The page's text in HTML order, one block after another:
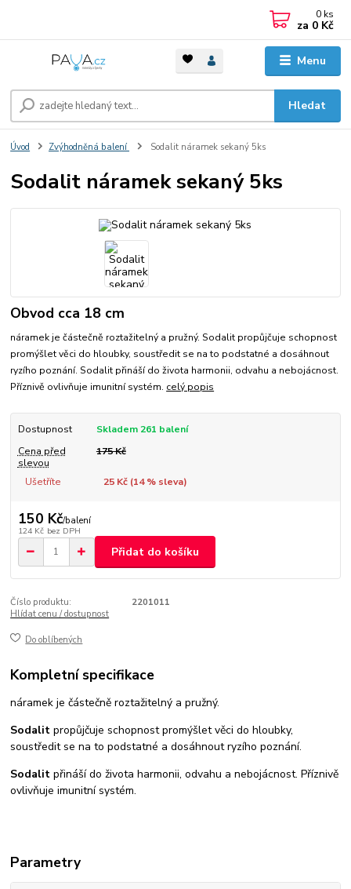
Menu
Hledat
0 ks
za 0 Kč
Úvod Zvýhodněná balení Sodalit náramek sekaný 5ks
Sodalit náramek sekaný 5ks
Obvod cca 18 cm
náramek je částečně roztažitelný a pružný. Sodalit propůjčuje schopnost
promýšlet věci do hloubky, soustředit se na to podstatné a dosáhnout
ryzího poznání. Sodalit přináší do života harmonii, odvahu a nebojácnost.
Příznivě ovlivňuje imunitní systém. celý popis
Dostupnost
Skladem 261 balení
Cena před
slevou
175 Kč
Ušetříte 25 Kč (14% sleva)
150 Kč/balení
124 Kč bez DPH
Přidat do košíku
Číslo produktu:
2201011
Hlídat cenu / dostupnost
Do oblíbených
Kompletní specifikace
náramek je částečně roztažitelný a pružný.
Sodalit propůjčuje schopnost promýšlet věci do hloubky,
soustředit se na to podstatné a dosáhnout ryzího poznání.
Sodalit přináší do života harmonii, odvahu a nebojácnost. Příznivě
ovlivňuje imunitní systém.
Parametry